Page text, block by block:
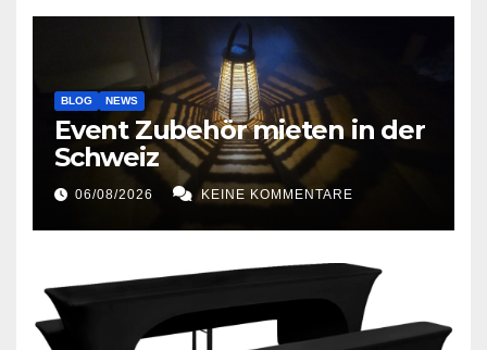
BLOG NEWS
Event Zubehör mieten in der
Schweiz
06/08/2026 KEINE KOMMENTARE